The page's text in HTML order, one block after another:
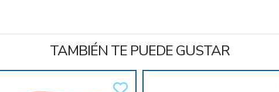
TAMBIÉN TE PUEDE GUSTAR